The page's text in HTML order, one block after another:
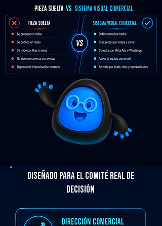
Diseñado para el comité real de
decisión